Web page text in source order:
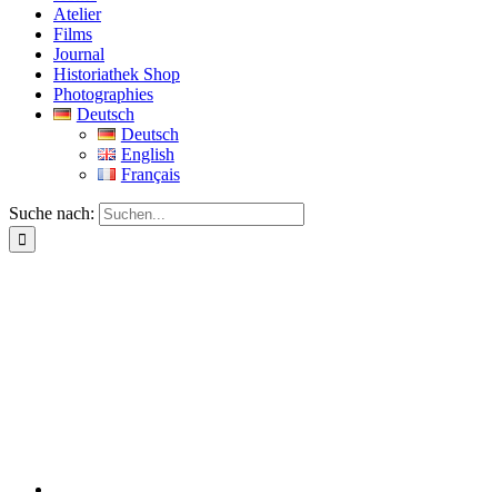
Atelier
Films
Journal
Historiathek Shop
Photographies
Deutsch
Deutsch
English
Français
Suche nach: